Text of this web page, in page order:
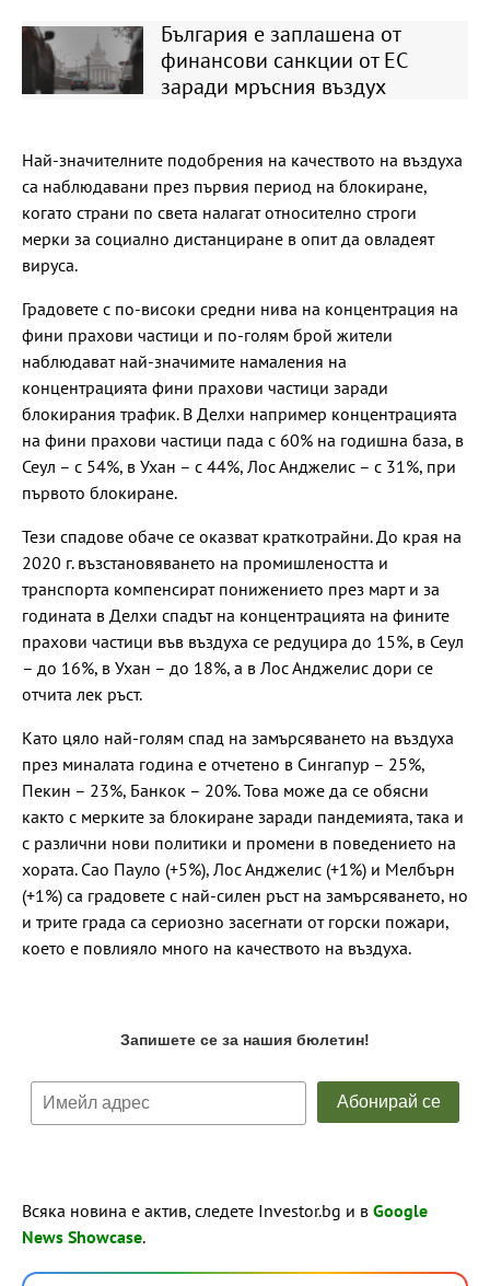
България е заплашена от
финансови санкции от ЕС
заради мръсния въздух
Най-значителните подобрения на качеството на въздуха
са наблюдавани през първия период на блокиране,
когато страни по света налагат относително строги
мерки за социално дистанциране в опит да овладеят
вируса.
Градовете с по-високи средни нива на концентрация на
фини прахови частици и по-голям брой жители
наблюдават най-значимите намаления на
концентрацията фини прахови частици заради
блокирания трафик. В Делхи например концентрацията
на фини прахови частици пада с 60% на годишна база, в
Сеул – с 54%, в Ухан – с 44%, Лос Анджелис – с 31%, при
първото блокиране.
Тези спадове обаче се оказват краткотрайни. До края на
2020 г. възстановяването на промишлеността и
транспорта компенсират понижението през март и за
годината в Делхи спадът на концентрацията на фините
прахови частици във въздуха се редуцира до 15%, в Сеул
– до 16%, в Ухан – до 18%, а в Лос Анджелис дори се
отчита лек ръст.
Като цяло най-голям спад на замърсяването на въздуха
през миналата година е отчетено в Сингапур – 25%,
Пекин – 23%, Банкок – 20%. Това може да се обясни
както с мерките за блокиране заради пандемията, така и
с различни нови политики и промени в поведението на
хората. Сао Пауло (+5%), Лос Анджелис (+1%) и Мелбърн
(+1%) са градовете с най-силен ръст на замърсяването, но
и трите града са сериозно засегнати от горски пожари,
което е повлияло много на качеството на въздуха.
Всяка новина е актив, следете Investor.bg и в Google
News Showcase.